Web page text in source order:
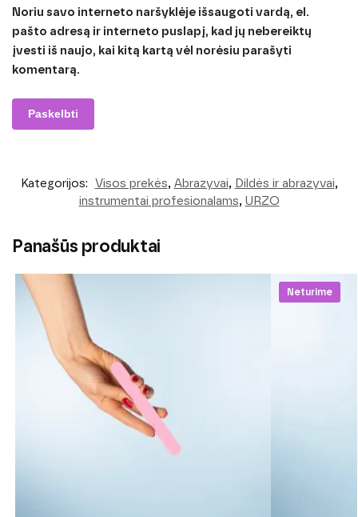
Noriu savo interneto naršyklėje išsaugoti vardą, el.
pašto adresą ir interneto puslapį, kad jų nebereiktų
įvesti iš naujo, kai kitą kartą vėl norėsiu parašyti
komentarą.
Kategorijos: Visos prekės, Abrazyvai, Dildės ir abrazyvai,
instrumentai profesionalams, URZO
Panašūs produktai
Neturime